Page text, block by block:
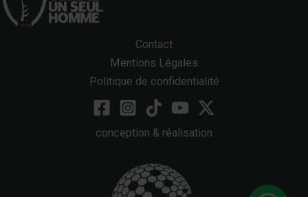
Contact
Mentions Légales
Politique de confidentialité
conception & réalisation